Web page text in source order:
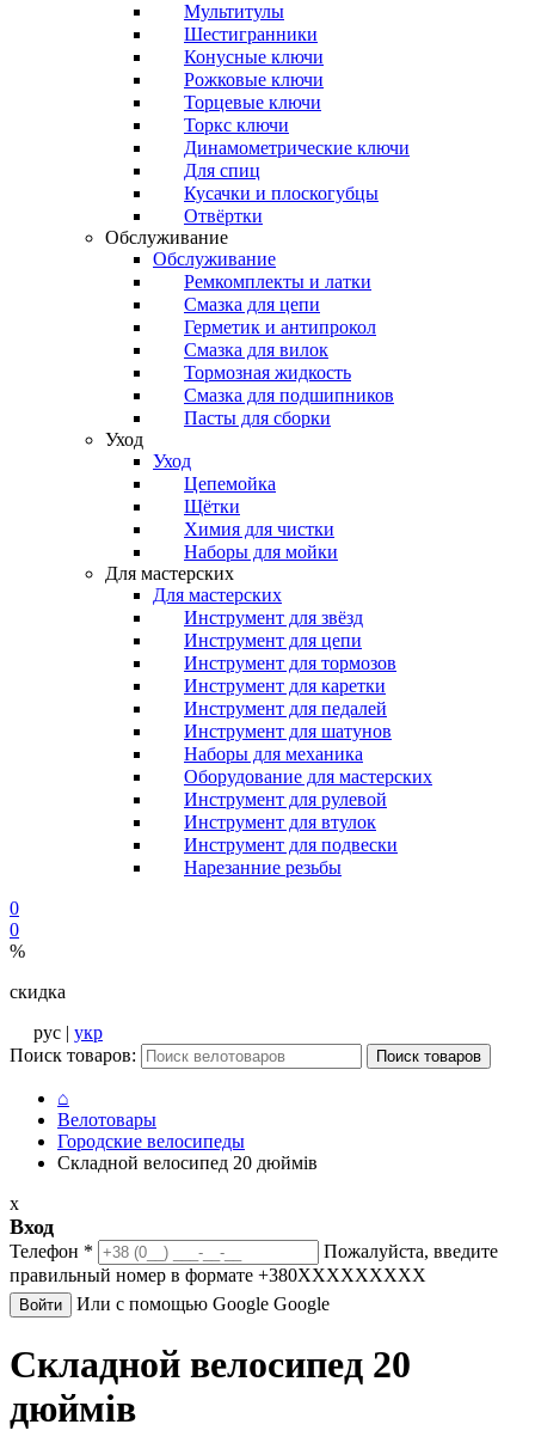
Мультитулы
Шестигранники
Конусные ключи
Рожковые ключи
Торцевые ключи
Торкс ключи
Динамометрические ключи
Для спиц
Кусачки и плоскогубцы
Отвёртки
Обслуживание
Обслуживание
Ремкомплекты и латки
Смазка для цепи
Герметик и антипрокол
Смазка для вилок
Тормозная жидкость
Смазка для подшипников
Пасты для сборки
Уход
Уход
Цепемойка
Щётки
Химия для чистки
Наборы для мойки
Для мастерских
Для мастерских
Инструмент для звёзд
Инструмент для цепи
Инструмент для тормозов
Инструмент для каретки
Инструмент для педалей
Инструмент для шатунов
Наборы для механика
Оборудование для мастерских
Инструмент для рулевой
Инструмент для втулок
Инструмент для подвески
Нарезанние резьбы
0
0
%
скидка
рус | укр
Поиск товаров:
Поиск товаров
⌂
Велотовары
Городские велосипеды
Складной велосипед 20 дюймів
x
Вход
Телефон *
Пожалуйста, введите
правильный номер в формате +380XXXXXXXXX
Войти Или с помощью Google Google
Складной велосипед 20
дюймів